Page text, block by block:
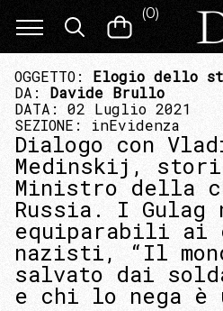
(0)
OGGETTO: Elogio dello
DA: Davide Brullo
DATA: 02 Luglio 2021
SEZIONE: inEvidenza
Dialogo con
Medinskij,
Ministro della
Russia. I Gulag
equiparabili ai
nazisti, “Il
salvato dai
e chi lo nega è